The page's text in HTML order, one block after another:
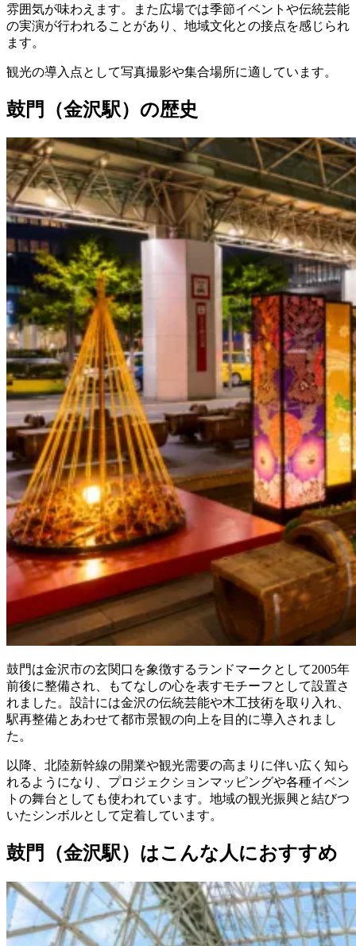
雰囲気が味わえます。また広場では季節イベントや伝統芸能
の実演が行われることがあり、地域文化との接点を感じられ
ます。
観光の導入点として写真撮影や集合場所に適しています。
鼓門（金沢駅）の歴史
鼓門は金沢市の玄関口を象徴するランドマークとして2005年
前後に整備され、もてなしの心を表すモチーフとして設置さ
れました。設計には金沢の伝統芸能や木工技術を取り入れ、
駅再整備とあわせて都市景観の向上を目的に導入されまし
た。
以降、北陸新幹線の開業や観光需要の高まりに伴い広く知ら
れるようになり、プロジェクションマッピングや各種イベン
トの舞台としても使われています。地域の観光振興と結びつ
いたシンボルとして定着しています。
鼓門（金沢駅）はこんな人におすすめ